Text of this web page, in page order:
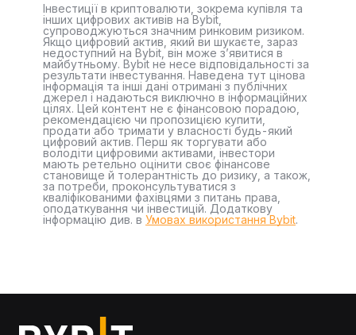
Інвестиції в криптовалюти, зокрема купівля та
інших цифрових активів на Bybit,
супроводжуються значним ринковим ризиком.
Якщо цифровий актив, який ви шукаєте, зараз
недоступний на Bybit, він може з’явитися в
майбутньому. Bybit не несе відповідальності за
результати інвестування. Наведена тут цінова
інформація та інші дані отримані з публічних
джерел і надаються виключно в інформаційних
цілях. Цей контент не є фінансовою порадою,
рекомендацією чи пропозицією купити,
продати або тримати у власності будь-який
цифровий актив. Перш як торгувати або
володіти цифровими активами, інвестори
мають ретельно оцінити своє фінансове
становище й толерантність до ризику, а також,
за потреби, проконсультуватися з
кваліфікованими фахівцями з питань права,
оподаткування чи інвестицій. Додаткову
інформацію див. в Умовах використання Bybit.